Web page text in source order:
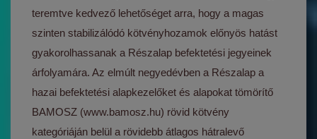
teremtve kedvező lehetőséget arra, hogy a magas
szinten stabilizálódó kötvényhozamok előnyös hatást
gyakorolhassanak a Részalap befektetési jegyeinek
árfolyamára. Az elmúlt negyedévben a Részalap a
hazai befektetési alapkezelőket és alapokat tömörítő
BAMOSZ (www.bamosz.hu) rövid kötvény
kategóriáján belül a rövidebb átlagos hátralevő